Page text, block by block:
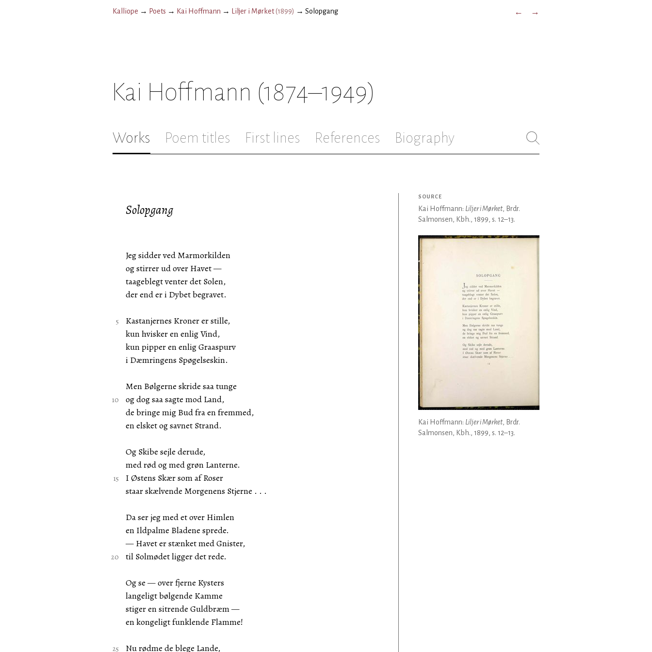
Kalliope → Poets → Kai Hoffmann → Liljer i Mørket(1899) → Solopgang ← →
Kai Hoffmann (1874–1949)
Works Poem titles First lines References Biography
Solopgang
Jeg sidder ved Marmorkilden
og stirrer ud over Havet —
taageblegt venter det Solen,
der end er i Dybet begravet.
Kastanjernes Kroner er stille,
kun hvisker en enlig Vind,
kun pipper en enlig Graaspurv
i Dæmringens Spøgelseskin.
Men Bølgerne skride saa tunge
og dog saa sagte mod Land,
de bringe mig Bud fra en fremmed,
en elsket og savnet Strand.
Og Skibe sejle derude,
med rød og med grøn Lanterne.
I Østens Skær som af Roser
staar skælvende Morgenens Stjerne . . .
Da ser jeg med et over Himlen
en Ildpalme Bladene sprede.
— Havet er stænket med Gnister,
til Solmødet ligger det rede.
Og se — over fjerne Kysters
langeligt bølgende Kamme
stiger en sitrende Guldbræm —
en kongeligt funklende Flamme!
Nu rødme de blege Lande,
SOURCE
Kai Hoffmann: Liljer i Mørket, Brdr.
Salmonsen, Kbh., 1899, s. 12–13.
Kai Hoffmann: Liljer i Mørket, Brdr.
Salmonsen, Kbh., 1899, s. 12–13.